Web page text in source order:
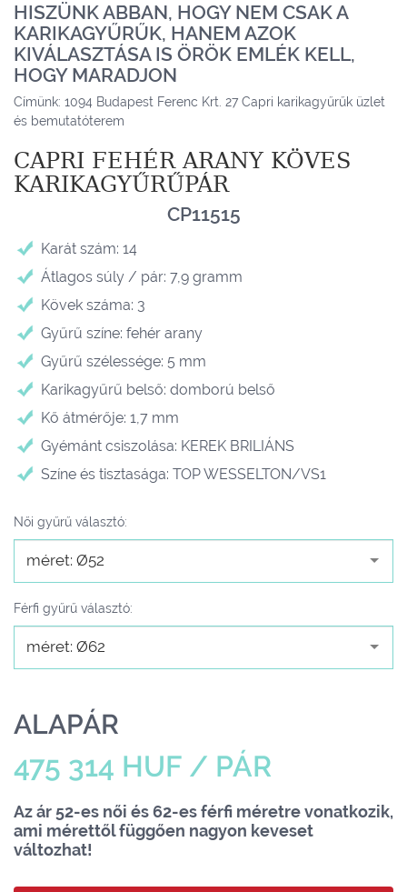
HISZÜNK ABBAN, HOGY NEM CSAK A
KARIKAGYŰRŰK, HANEM AZOK
KIVÁLASZTÁSA IS ÖRÖK EMLÉK KELL,
HOGY MARADJON
Címünk: 1094 Budapest Ferenc Krt. 27 Capri karikagyűrűk üzlet
és bemutatóterem
CAPRI FEHÉR ARANY KÖVES
KARIKAGYŰRŰPÁR
CP11515
Karát szám: 14
Átlagos súly / pár: 7,9 gramm
Kövek száma: 3
Gyűrű színe: fehér arany
Gyűrű szélessége: 5 mm
Karikagyűrű belső: domború belső
Kő átmérője: 1,7 mm
Gyémánt csiszolása: KEREK BRILIÁNS
Színe és tisztasága: TOP WESSELTON/VS1
Női gyűrű választó:
méret: Ø52
Férfi gyűrű választó:
méret: Ø62
ALAPÁR
475 314 HUF / PÁR
Az ár 52-es női és 62-es férfi méretre vonatkozik,
ami mérettől függően nagyon keveset
változhat!